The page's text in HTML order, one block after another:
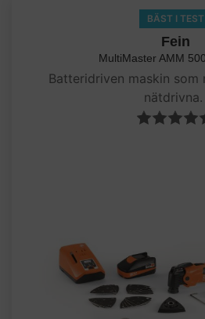
BÄST I TEST
Fein
MultiMaster AMM
Batteridriven maskin som
nätdrivna.